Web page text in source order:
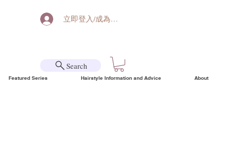
立即登入/成為會員
Search
Featured Series Hairstyle Information and Advice About